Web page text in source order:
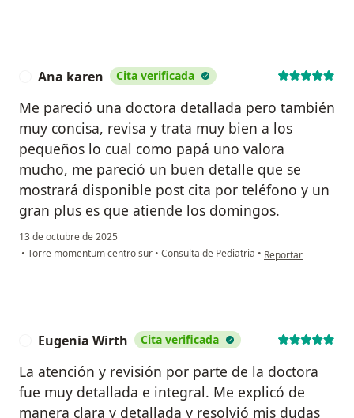
Ana karen Cita verificada
Me pareció una doctora detallada pero también
muy concisa, revisa y trata muy bien a los
pequeños lo cual como papá uno valora
mucho, me pareció un buen detalle que se
mostrará disponible post cita por teléfono y un
gran plus es que atiende los domingos.
13 de octubre de 2025
• Torre momentum centro sur • Consulta de Pediatria • en opinión del
Reportar
Eugenia Wirth Cita verificada
La atención y revisión por parte de la doctora
fue muy detallada e integral. Me explicó de
manera clara y detallada y resolvió mis dudas